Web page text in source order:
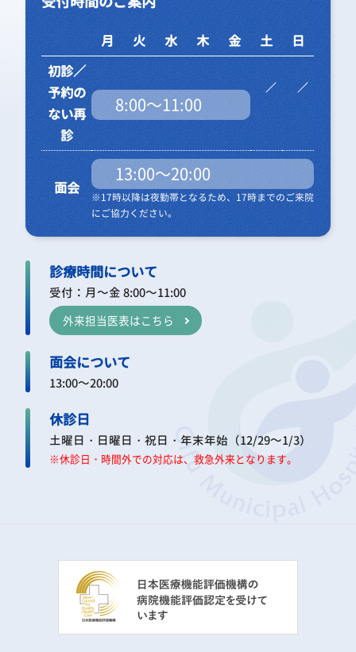
シニアカー・電動車いすをご利用のみなさまへのお
院内レストランのご案内
月 火 水 木 金 土
日
初診／
予約の
ない再
診
8:00～11:00
面会
13:00～20:00
※17時以降は夜勤帯となるため、17時までのご来院
にご協力ください。
診療時間について
受付：月～金 8:00～11:00
外来担当医表はこちら
面会について
13:00～20:00
休診日
土曜日・日曜日・祝日・年末年始（12/29～1/3）
※休診日・時間外での対応は、救急外来となります。